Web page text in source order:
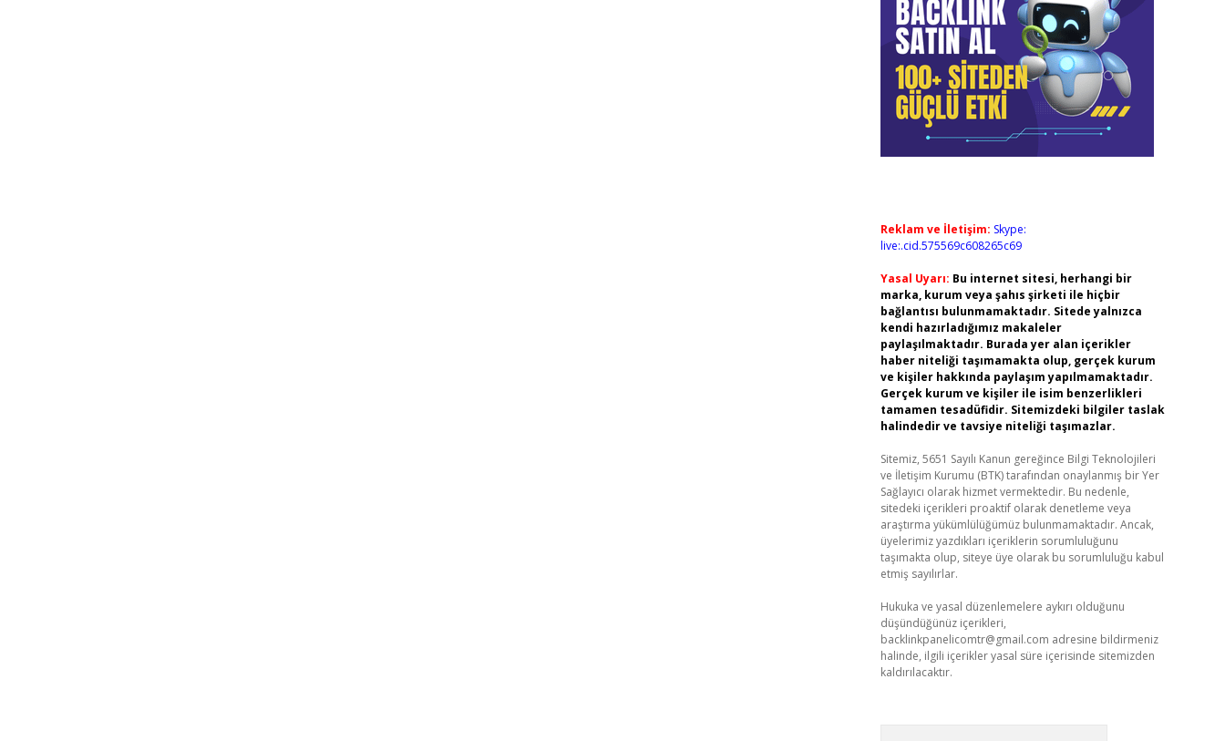
Reklam ve İletişim: Skype:
live:.cid.575569c608265c69
Yasal Uyarı: Bu internet sitesi, herhangi bir
marka, kurum veya şahıs şirketi ile hiçbir
bağlantısı bulunmamaktadır. Sitede yalnızca
kendi hazırladığımız makaleler
paylaşılmaktadır. Burada yer alan içerikler
haber niteliği taşımamakta olup, gerçek kurum
ve kişiler hakkında paylaşım yapılmamaktadır.
Gerçek kurum ve kişiler ile isim benzerlikleri
tamamen tesadüfidir. Sitemizdeki bilgiler taslak
halindedir ve tavsiye niteliği taşımazlar.
Sitemiz, 5651 Sayılı Kanun gereğince Bilgi Teknolojileri
ve İletişim Kurumu (BTK) tarafından onaylanmış bir Yer
Sağlayıcı olarak hizmet vermektedir. Bu nedenle,
sitedeki içerikleri proaktif olarak denetleme veya
araştırma yükümlülüğümüz bulunmamaktadır. Ancak,
üyelerimiz yazdıkları içeriklerin sorumluluğunu
taşımakta olup, siteye üye olarak bu sorumluluğu kabul
etmiş sayılırlar.
Hukuka ve yasal düzenlemelere aykırı olduğunu
düşündüğünüz içerikleri,
backlinkpanelicomtr@gmail.com adresine bildirmeniz
halinde, ilgili içerikler yasal süre içerisinde sitemizden
kaldırılacaktır.